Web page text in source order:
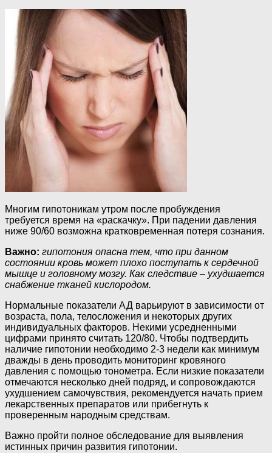
Многим гипотоникам утром после пробуждения
требуется время на «раскачку». При падении давления
ниже 90/60 возможна кратковременная потеря сознания.
Важно: гипотония опасна тем, что при данном
состоянии кровь может плохо поступать к сердечной
мышце и головному мозгу. Как следствие – ухудшается
снабжение тканей кислородом.
Нормальные показатели АД варьируют в зависимости от
возраста, пола, телосложения и некоторых других
индивидуальных факторов. Некими усредненными
цифрами принято считать 120/80. Чтобы подтвердить
наличие гипотонии необходимо 2-3 недели как минимум
дважды в день проводить мониторинг кровяного
давления с помощью тонометра. Если низкие показатели
отмечаются несколько дней подряд, и сопровождаются
ухудшением самочувствия, рекомендуется начать прием
лекарственных препаратов или прибегнуть к
проверенным народным средствам.
Важно пройти полное обследование для выявления
истинных причин развития гипотонии.